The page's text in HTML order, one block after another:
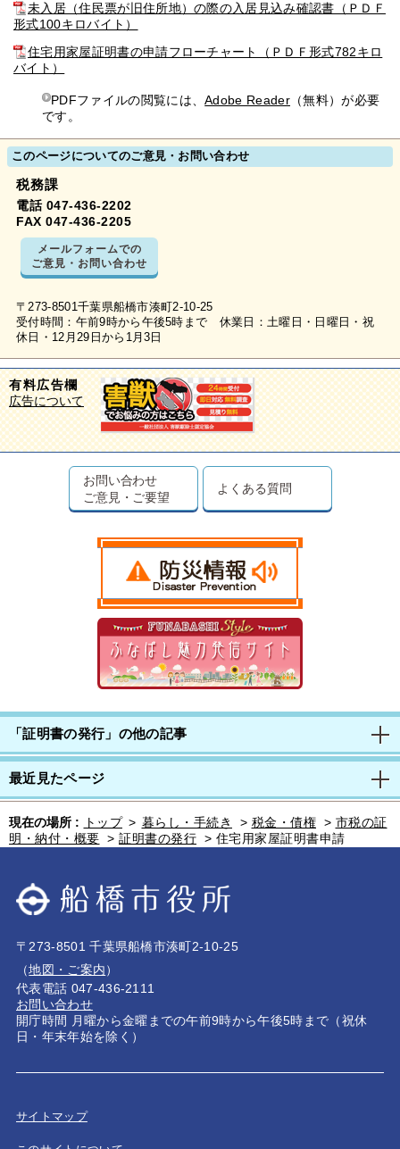
未入居（住民票が旧住所地）の際の入居見込み確認書（ＰＤＦ
形式100キロバイト）
住宅用家屋証明書の申請フローチャート（ＰＤＦ形式782キロ
バイト）
PDFファイルの閲覧には、Adobe Reader （無料）が必要
です。
このページについてのご意見・お問い合わせ
税務課
電話 047-436-2202
FAX 047-436-2205
メールフォームでの
ご意見・お問い合わせ
〒273-8501千葉県船橋市湊町2-10-25
受付時間：午前9時から午後5時まで 休業日：土曜日・日曜日・祝
休日・12月29日から1月3日
有料広告欄
広告について
お問い合わせ
ご意見・ご要望
よくある質問
「証明書の発行」の他の記事
最近見たページ
現在の場所 : トップ > 暮らし・手続き > 税金・債権 > 市税の証
明・納付・概要 > 証明書の発行 > 住宅用家屋証明書申請
〒273-8501 千葉県船橋市湊町2-10-25
（地図・ご案内）
代表電話 047-436-2111
お問い合わせ
開庁時間 月曜から金曜までの午前9時から午後5時まで（祝休
日・年末年始を除く）
サイトマップ